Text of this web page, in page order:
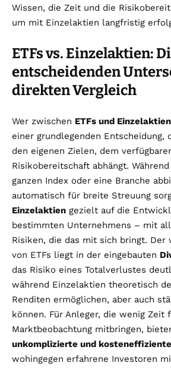
Wissen, die Zeit und die
um mit Einzelaktien langfristig
ETFs vs. Einzelaktien:
entscheidenden
direkten Vergleich
Wer zwischen ETFs und Einzelaktien
einer grundlegenden Entscheidung,
den eigenen Zielen, dem
Risikobereitschaft abhängt.
ganzen Index oder eine Branche
automatisch für breite Streuung
Einzelaktien gezielt auf die
bestimmten Unternehmens – mit
Risiken, die das mit sich bringt. Der
von ETFs liegt in der eingebauten
das Risiko eines Totalverlustes
während Einzelaktien theoretisch
Renditen ermöglichen, aber auch
können. Für Anleger, die wenig Zeit
Marktbeobachtung mitbringen,
unkomplizierte und
wohingegen erfahrene Investoren